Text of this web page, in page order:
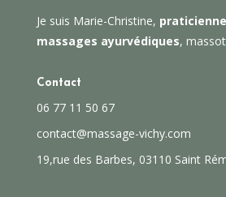
Je suis Marie-Christine,
massages ayurvédiques,
Contact
06 77 11 50 67
contact@massage-vichy.com
​19,rue des Barbes, 03110 Saint